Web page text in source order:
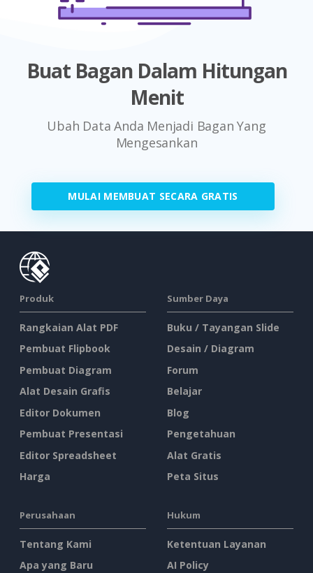
Buat Bagan Dalam Hitungan
Menit
Ubah Data Anda Menjadi Bagan Yang
Mengesankan
MULAI MEMBUAT SECARA GRATIS
Produk
Rangkaian Alat PDF
Pembuat Flipbook
Pembuat Diagram
Alat Desain Grafis
Editor Dokumen
Pembuat Presentasi
Editor Spreadsheet
Harga
Sumber Daya
Buku / Tayangan Slide
Desain / Diagram
Forum
Belajar
Blog
Pengetahuan
Alat Gratis
Peta Situs
Perusahaan
Tentang Kami
Apa yang Baru
Hukum
Ketentuan Layanan
AI Policy